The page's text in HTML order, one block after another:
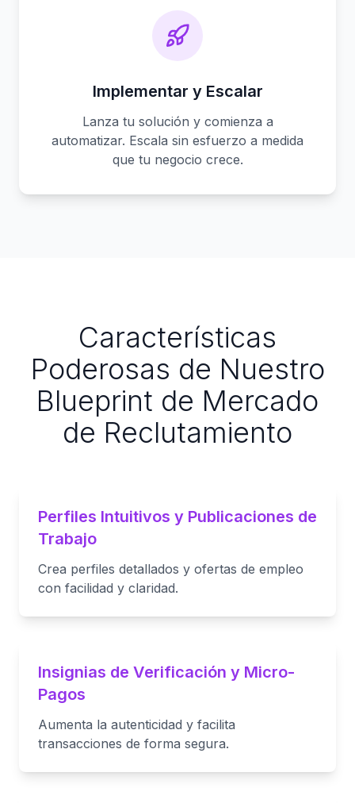
Implementar y Escalar
Lanza tu solución y comienza a
automatizar. Escala sin esfuerzo a medida
que tu negocio crece.
Características
Poderosas de Nuestro
Blueprint de Mercado
de Reclutamiento
Perfiles Intuitivos y Publicaciones de
Trabajo
Crea perfiles detallados y ofertas de empleo
con facilidad y claridad.
Insignias de Verificación y Micro-
Pagos
Aumenta la autenticidad y facilita
transacciones de forma segura.